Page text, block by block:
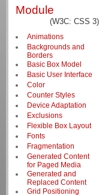
Module
(W3C: CSS 3)
Animations
Backgrounds and
Borders
Basic Box Model
Basic User Interface
Color
Counter Styles
Device Adaptation
Exclusions
Flexible Box Layout
Fonts
Fragmentation
Generated Content
for Paged Media
Generated and
Replaced Content
Grid Positioning